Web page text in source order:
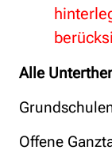
Alle
Offene